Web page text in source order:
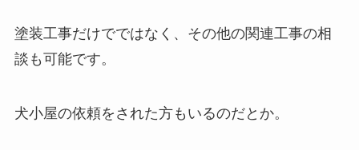
塗装工事だけでではなく、その他の関連工事の相
談も可能です。
犬小屋の依頼をされた方もいるのだとか。